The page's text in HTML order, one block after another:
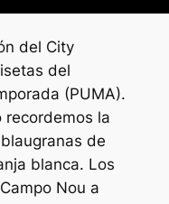
del City
del
(PUMA).
recordemos la
de
blanca. Los
Nou a